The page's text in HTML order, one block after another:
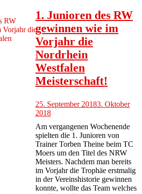
1. Junioren des RW
gewinnen wie im
Vorjahr die
Nordrhein
Westfalen
Meisterschaft!
25. September 20183. Oktober
2018
Am vergangenen Wochenende
spielten die 1. Junioren von
Trainer Torben Theine beim TC
Moers um den Titel des NRW
Meisters. Nachdem man bereits
im Vorjahr die Trophäe erstmalig
in der Vereinshistorie gewinnen
konnte, wollte das Team welches